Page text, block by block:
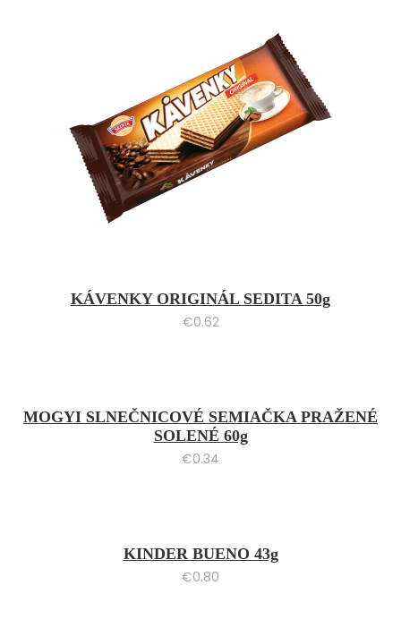
KÁVENKY ORIGINÁL SEDITA 50g
€0.62
MOGYI SLNEČNICOVÉ SEMIAČKA PRAŽENÉ
SOLENÉ 60g
€0.34
KINDER BUENO 43g
€0.80